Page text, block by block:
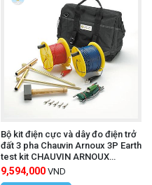
Bộ kit điện cực và dây đo điện trở
đất 3 pha Chauvin Arnoux 3P Earth
test kit CHAUVIN ARNOUX
P01102021 (50m)
9,594,000 VND